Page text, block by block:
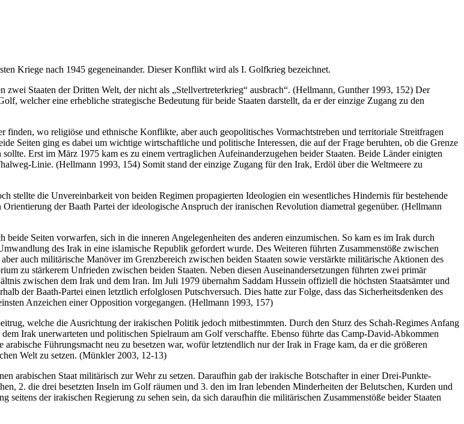
Kriege nach 1945 gegeneinander. Dieser Konflikt wird als I. Golfkrieg bezeichnet.
Staaten der Dritten Welt, der nicht als „Stellvertreterkrieg“ ausbrach“. (Hellmann, Gunther 1993, 152) Der
welcher eine erhebliche strategische Bedeutung für beide Staaten darstellt, da er der einzige Zugang zu den
wo religiöse und ethnische Konflikte, aber auch geopolitisches Vormachtstreben und territoriale Streitfragen
Seiten ging es dabei um wichtige wirtschaftliche und politische Interessen, die auf der Frage beruhten, ob die Grenze
Erst im März 1975 kam es zu einem vertraglichen Aufeinanderzugehen beider Staaten. Beide Länder einigten
Linie. (Hellmann 1993, 154) Somit stand der einzige Zugang für den Irak, Erdöl über die Weltmeere zu
stellte die Unvereinbarkeit von beiden Regimen propagierten Ideologien ein wesentliches Hindernis für bestehende
der Baath Partei der ideologische Anspruch der iranischen Revolution diametral gegenüber. (Hellmann
Seiten vorwarfen, sich in die inneren Angelegenheiten des anderen einzumischen. So kam es im Irak durch
des Irak in eine islamische Republik gefordert wurde. Des Weiteren führten Zusammenstöße zwischen
auch militärische Manöver im Grenzbereich zwischen beiden Staaten sowie verstärkte militärische Aktionen des
zu stärkerem Unfrieden zwischen beiden Staaten. Neben diesen Auseinandersetzungen führten zwei primär
zwischen dem Irak und dem Iran. Im Juli 1979 übernahm Saddam Hussein offiziell die höchsten Staatsämter und
der Baath-Partei einen letztlich erfolglosen Putschversuch. Dies hatte zur Folge, dass das Sicherheitsdenken des
Anzeichen einer Opposition vorgegangen. (Hellmann 1993, 157)
welche die Ausrichtung der irakischen Politik jedoch mitbestimmten. Durch den Sturz des Schah-Regimes Anfang
Irak unerwarteten und politischen Spielraum am Golf verschaffte. Ebenso führte das Camp-David-Abkommen
Führungsmacht neu zu besetzen war, wofür letztendlich nur der Irak in Frage kam, da er die größeren
Welt zu setzen. (Münkler 2003, 12-13)
arabischen Staat militärisch zur Wehr zu setzen. Daraufhin gab der irakische Botschafter in einer Drei-Punkte-
2. die drei besetzten Inseln im Golf räumen und 3. den im Iran lebenden Minderheiten der Belutschen, Kurden und
der irakischen Regierung zu sehen sein, da sich daraufhin die militärischen Zusammenstöße beider Staaten